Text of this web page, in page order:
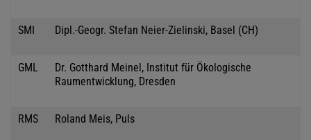
SMI Dipl.-Geogr. Stefan Neier-Zielinski, Basel (CH)
GML
Dr. Gotthard Meinel, Institut für Ökologische
Raumentwicklung, Dresden
RMS Roland Meis, Puls